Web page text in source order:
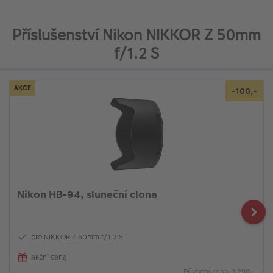
Příslušenství Nikon NIKKOR Z 50mm
f/1.2 S
AKCE -100,-
Nikon HB-94, sluneční clona
pro NIKKOR Z 50mm f/1.2 S
akční cena